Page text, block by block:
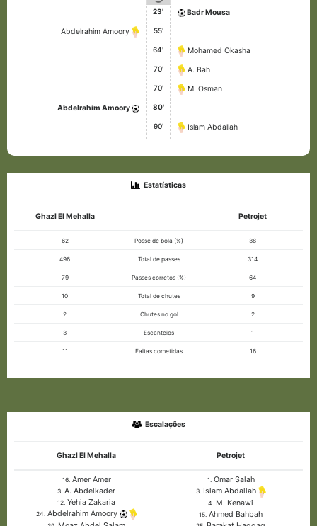
23' Badr Mousa
Abdelrahim Amoory 55'
64' Mohamed Okasha
70' A. Bah
70' M. Osman
Abdelrahim Amoory 80'
90' Islam Abdallah
Estatísticas
Ghazl El Mehalla Petrojet
62 Posse de bola (%) 38
496 Total de passes 314
79 Passes corretos (%) 64
10 Total de chutes 9
2 Chutes no gol 2
3 Escanteios 1
11 Faltas cometidas 16
Escalações
Ghazl El Mehalla Petrojet
16.Amer Amer
3. A. Abdelkader
12. Yehia Zakaria
24.Abdelrahim Amoory
1. Omar Salah
3.Islam Abdallah
4. M. Kenawi
15. Ahmed Bahbah